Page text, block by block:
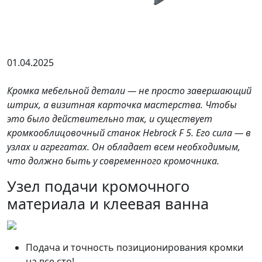
01.04.2025
Кромка мебельной детали — не просто завершающий
штрих, а визитная карточка мастерства. Чтобы
это было действительно так, и существует
кромкооблицовочный станок Hebrock F 5. Его сила — в
узлах и агрегатах. Он обладает всем необходимым,
что должно быть у современного кромочника.
Узел подачи кромочного
материала и клеевая ванна
Подача и точность позиционирования кромки